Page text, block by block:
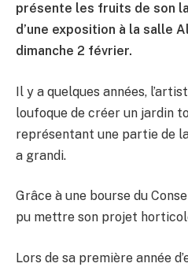
présente les fruits de son
d’une exposition à la salle
dimanche 2 février.
Il y a quelques années,
loufoque de créer un jardin
représentant une partie de
a grandi.
Grâce à une bourse du
pu mettre son projet
Lors de sa première année